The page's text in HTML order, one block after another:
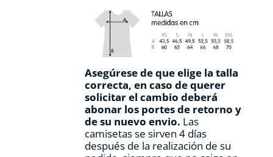
Asegúrese de que elige la talla
correcta, en caso de querer
solicitar el cambio deberá
abonar los portes de retorno y
de su nuevo envio. Las
camisetas se sirven 4 días
después de la realización de su